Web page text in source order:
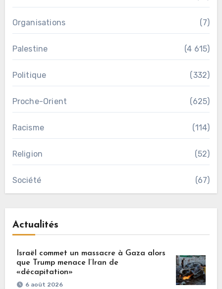
Organisations (7)
Palestine (4 615)
Politique (332)
Proche-Orient (625)
Racisme (114)
Religion (52)
Société (67)
Actualités
Israël commet un massacre à Gaza alors
que Trump menace l’Iran de
«décapitation»
6 août 2026